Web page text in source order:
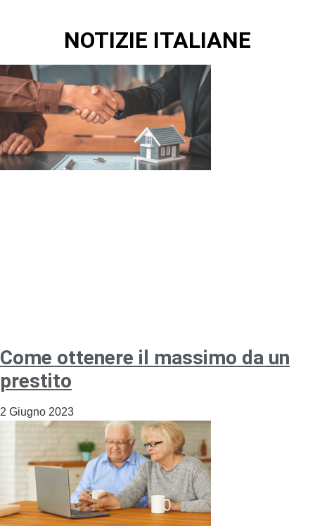
NOTIZIE ITALIANE
Come ottenere il massimo da un
prestito
2 Giugno 2023